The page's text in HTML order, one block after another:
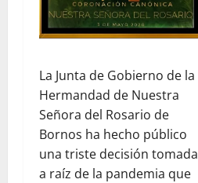
La Junta de Gobierno de la
Hermandad de Nuestra
Señora del Rosario de
Bornos ha hecho público
una triste decisión tomada
a raíz de la pandemia que